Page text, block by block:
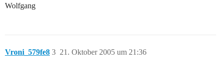
Wolfgang
Vroni_579fe8 21. Oktober 2005 um 21:36
3